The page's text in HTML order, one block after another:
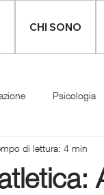
CHI SONO
Psicologia
Abbigliamento
di lettura: 4 min